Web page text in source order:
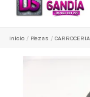
Inicio Pіezas